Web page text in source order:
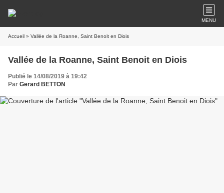
MENU
Accueil » Vallée de la Roanne, Saint Benoit en Diois
Vallée de la Roanne, Saint Benoit en Diois
Publié le 14/08/2019 à 19:42
Par Gerard BETTON